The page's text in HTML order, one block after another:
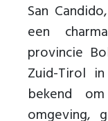
San
een
provincie
Zuid-Tirol
bekend
omgeving,